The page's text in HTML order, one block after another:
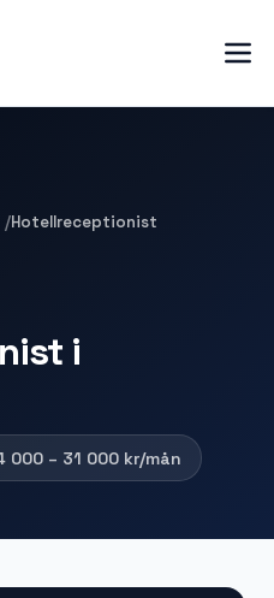
/Hotellreceptionist
i
000 – 31 000 kr/mån